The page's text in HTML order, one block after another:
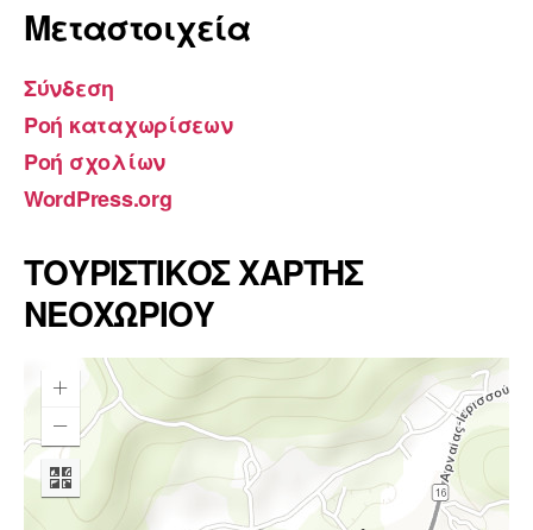
Μεταστοιχεία
Σύνδεση
Ροή καταχωρίσεων
Ροή σχολίων
WordPress.org
ΤΟΥΡΙΣΤΙΚΟΣ ΧΑΡΤΗΣ
ΝΕΟΧΩΡΙΟΥ